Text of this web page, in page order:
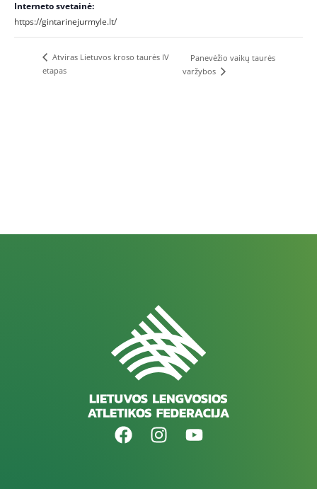
Interneto svetainė:
https://gintarinejurmyle.lt/
Atviras Lietuvos kroso taurės IV
etapas
Panevėžio vaikų taurės
varžybos